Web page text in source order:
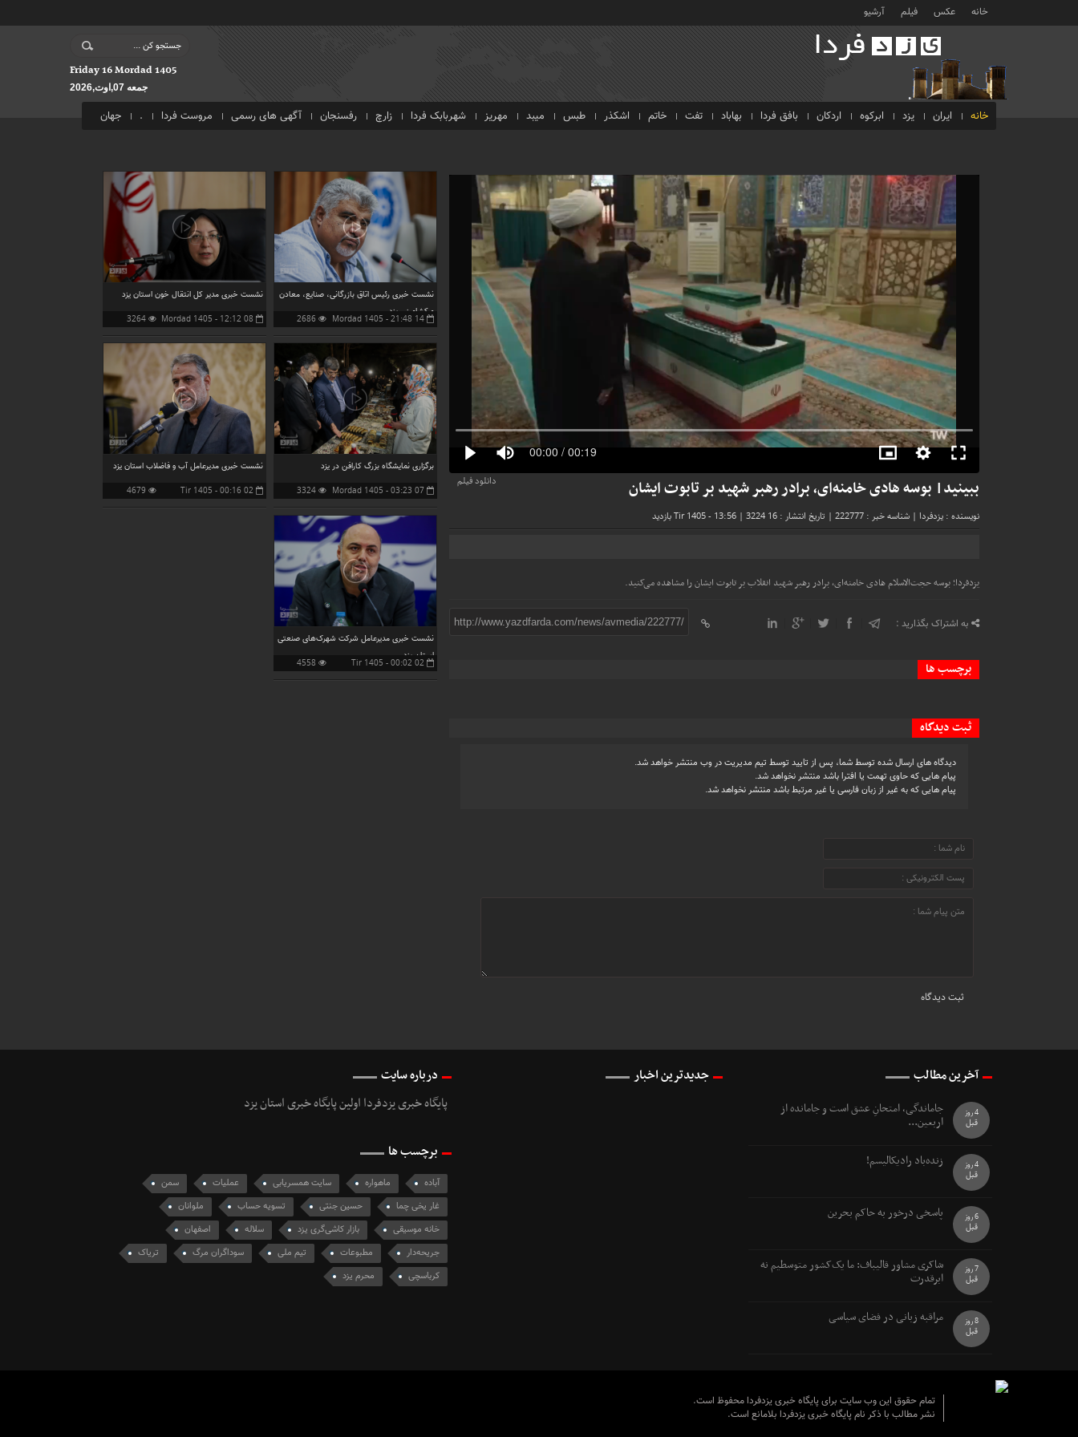
خانه عکس فیلم آرشیو
Friday 16 Mordad 1405
جمعه 07,اوت,2026
خانه ایران یزد ابرکوه اردکان بافق فردا بهاباد تفت خاتم اشکذر طبس میبد مهریز شهربابک فردا زارچ رفسنجان آگهی های رسمی مروست فردا . جهان
دانلود فیلم ببینید| بوسه هادی خامنه‌ای، برادر رهبر شهید بر تابوت ایشان
نویسنده : یزدفردا |شناسه خبر : 222777 | تاریخ انتشار : 16 Tir 1405 - 13:56 | 3224 بازدید
یزدفردا؛ بوسه حجت‌الاسلام هادی خامنه‌ای، برادر رهبر شهید انقلاب بر تابوت ایشان را مشاهده می‌کنید.
به اشتراک بگذارید : http://www.yazdfarda.com/news/avmedia/222777/
برچسب ها
ثبت دیدگاه
دیدگاه های ارسال شده توسط شما، پس از تایید توسط تیم مدیریت در وب منتشر خواهد شد.
پیام هایی که حاوی تهمت یا افترا باشد منتشر نخواهد شد.
پیام هایی که به غیر از زبان فارسی یا غیر مرتبط باشد منتشر نخواهد شد.
نشست خبری رئیس اتاق بازرگانی، صنایع، معادن
و کشاورزی یزد
14 Mordad 1405 - 21:48
2686
بازدید
نشست خبری مدیر کل انتقال خون استان یزد
3264
بازدید
برگزاری نمایشگاه بزرگ کارافن در یزد
07 Mordad 1405 - 03:23
3324
بازدید
نشست خبری مدیرعامل آب و فاضلاب استان یزد
4679
بازدید
نشست خبری مدیرعامل شرکت شهرک‌های صنعتی
استان یزد
4558
بازدید
آخرین مطالب
جاماندگی، امتحانِ عشق است و جامانده از
اربعین...
4 روز
قبل
زنده‌باد رادیکالیسم! 4 روز
قبل
پاسخی درخور به حاکم بحرین 6 روز
قبل
شاکری مشاور قالیباف: ما یک‌کشور متوسطیم نه
ابرقدرت
7 روز
قبل
مراقبه زبانی در فضای سیاسی 8 روز
قبل
جدیدترین اخبار
درباره سایت
پایگاه خبری یزدفردا اولین پایگاه خبری استان یزد
برچسب ها
آباده ماهواره سایت همسریابی عملیات
سمن
غار یخی چما
حسین جنتی تسویه حساب
ملوانان
خانه موسیقی
بازار کاشی‌گری یزد سلاله
اصفهان
جریحه‌دار
مطبوعات تیم ملی سوداگران­ مرگ
تریاک
کرباسچی
محرم یزد
تمام حقوق این وب سایت برای پایگاه خبری یزدفردا محفوظ است.
نشر مطالب با ذکر نام پایگاه خبری یزدفردا بلامانع است.